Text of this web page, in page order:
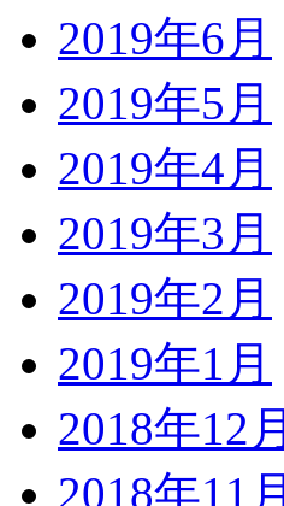
2019年6月
2019年5月
2019年4月
2019年3月
2019年2月
2019年1月
2018年12月
2018年11月